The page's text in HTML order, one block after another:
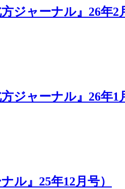
ジャーナル』26年2
ジャーナル』26年1
ル』25年12月号）